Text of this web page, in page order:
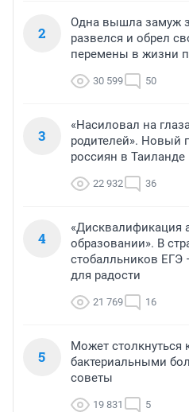
2
Одна вышла замуж
развелся и обрел
перемены в жизни
30 599 50
3
«Насиловал на
родителей». Новый
россиян в Таиланде
22 932 36
4
«Дисквалификация
образовании». В
стобалльников ЕГЭ
для радости
21 769 16
5
Может столкнуться
бактериальными
советы
19 831 5